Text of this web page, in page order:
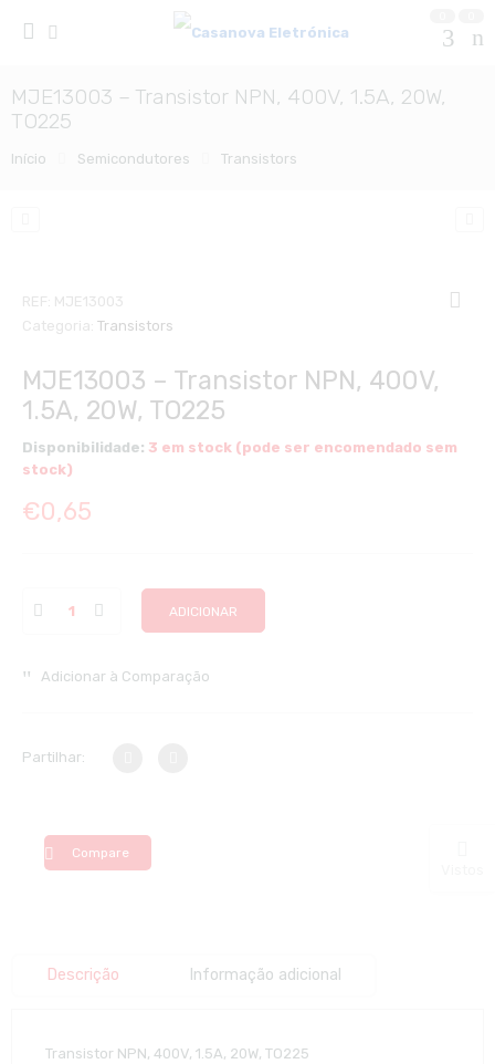
MJE13003 – Transistor NPN, 400V, 1.5A, 20W,
TO225
Início Semicondutores Transistors
REF: MJE13003
Categoria: Transistors
MJE13003 – Transistor NPN, 400V,
1.5A, 20W, TO225
Disponibilidade: 3 em stock (pode ser encomendado sem
stock)
€0,65
ADICIONAR
Adicionar à Comparação
Partilhar:
Compare
Descrição Informação adicional
Transistor NPN, 400V, 1.5A, 20W, TO225